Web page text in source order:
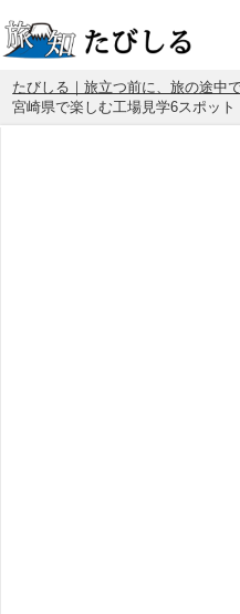
たびしる｜旅立つ前に、旅の途中
宮崎県で楽しむ工場見学6スポット